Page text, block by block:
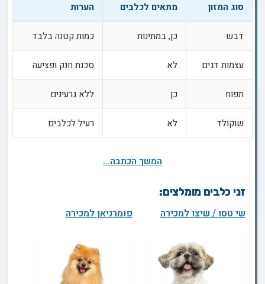
סוג המזון מתאים לכלבים הערות
דבש כן, במתינות כמות קטנה בלבד
עצמות דגים לא סכנת חנק ופציעה
תפוח כן ללא גרעינים
שוקולד לא רעיל לכלבים
המשך הכתבה...
זני כלבים מומלצים:
שי טסו / שיצו למכירה פומרניאן למכירה